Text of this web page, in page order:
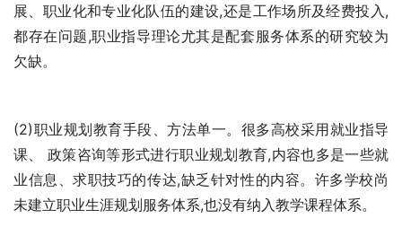
展、职业化和专业化队伍的建设,还是工作场所及经费投入,
都存在问题,职业指导理论尤其是配套服务体系的研究较为
欠缺。
(2)职业规划教育手段、方法单一。很多高校采用就业指导
课、 政策咨询等形式进行职业规划教育,内容也多是一些就
业信息、求职技巧的传达,缺乏针对性的内容。许多学校尚
未建立职业生涯规划服务体系,也没有纳入教学课程体系。